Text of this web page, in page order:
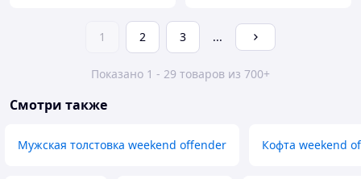
1 2 3 ...
Показано 1 - 29 товаров из 700+
Смотри также
Мужская толстовка weekend offender Кофта weekend